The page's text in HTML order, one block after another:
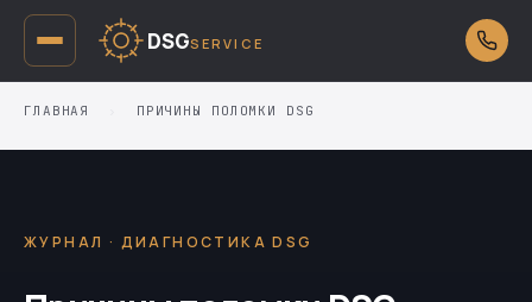
DSGSERVICE
ГЛАВНАЯ ПРИЧИНЫ ПОЛОМКИ DSG
ЖУРНАЛ · ДИАГНОСТИКА DSG